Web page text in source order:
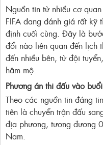
Nguồn tin từ nhiều cơ
FIFA đang đánh giá rất kỹ
định cuối cùng. Đây là
đổi nào liên quan đến lịch
đến nhiều bên, từ đội
hâm mộ.
Phương án thi đấu vào
Theo các nguồn tin đáng
tiên là chuyển trận đấu
địa phương, tương đương
Nam.